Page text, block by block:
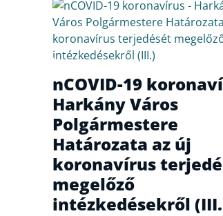
nCOVID-19
Harkány Város
Polgármestere
Határozata az új
koronavírus
megelőző
intézkedésekről